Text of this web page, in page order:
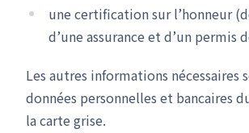
une certification sur l’honneur
d’une assurance et d’un permis
Les autres informations nécessaires
données personnelles et bancaires
la carte grise.